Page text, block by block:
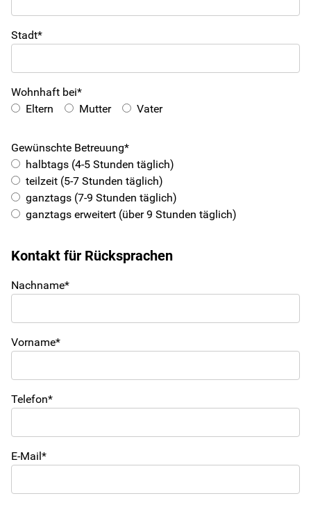
Über uns
Karriere
Kontakt
Newsletter
Netzwerk
Stadt*
Wohnhaft bei*
Eltern
Mutter Vater
Gewünschte Betreuung*
halbtags (4-5 Stunden täglich)
teilzeit (5-7 Stunden täglich)
ganztags (7-9 Stunden täglich)
ganztags erweitert (über 9 Stunden täglich)
Kontakt für Rücksprachen
Nachname*
Vorname*
Telefon*
E-Mail*